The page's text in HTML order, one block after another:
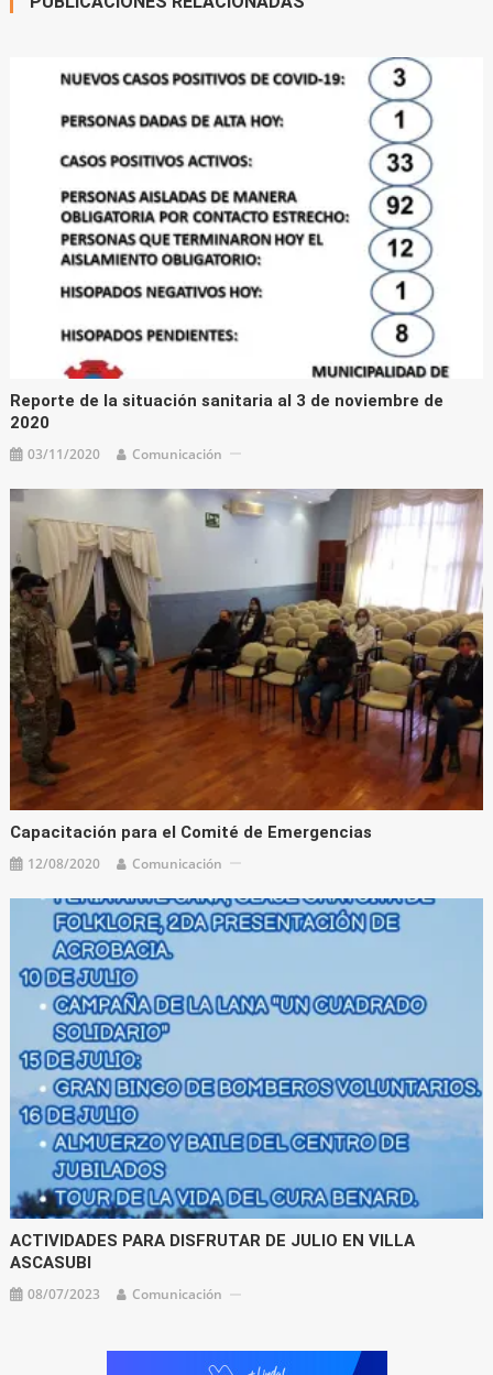
Reporte de la situación sanitaria al 3 de noviembre de
2020
03/11/2020 Comunicación
Capacitación para el Comité de Emergencias
12/08/2020 Comunicación
ACTIVIDADES PARA DISFRUTAR DE JULIO EN VILLA
ASCASUBI
08/07/2023 Comunicación